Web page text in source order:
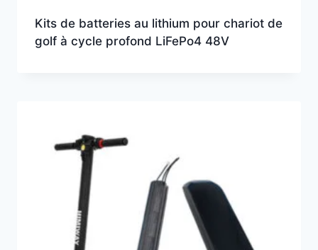
Kits de batteries au lithium pour chariot de
golf à cycle profond LiFePo4 48V